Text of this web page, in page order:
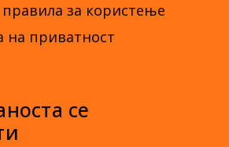
за користење
на приватност
се